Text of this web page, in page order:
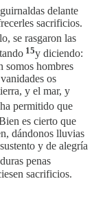
delante
sacrificios.
se rasgaron las
15y diciendo:
somos hombres
os
y el mar, y
permitido que
es cierto que
dándonos lluvias
y de alegría
penas
sacrificios.